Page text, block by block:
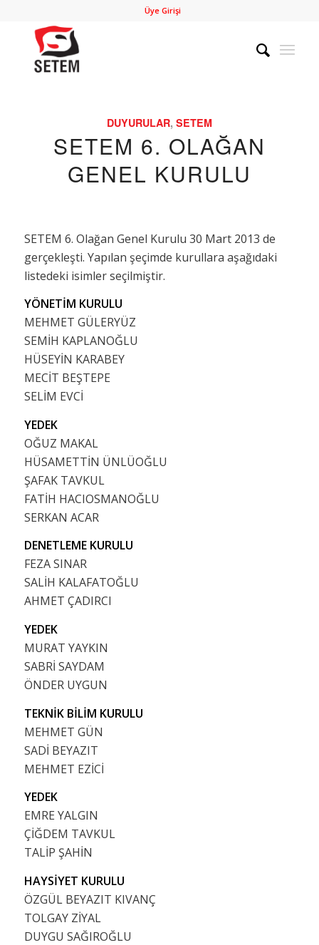
Üye Girişi
DUYURULAR, SETEM
SETEM 6. OLAĞAN
GENEL KURULU
SETEM 6. Olağan Genel Kurulu 30 Mart 2013 de
gerçekleşti. Yapılan şeçimde kurullara aşağıdaki
listedeki isimler seçilmiştir.
YÖNETİM KURULU
MEHMET GÜLERYÜZ
SEMİH KAPLANOĞLU
HÜSEYİN KARABEY
MECİT BEŞTEPE
SELİM EVCİ
YEDEK
OĞUZ MAKAL
HÜSAMETTİN ÜNLÜOĞLU
ŞAFAK TAVKUL
FATİH HACIOSMANOĞLU
SERKAN ACAR
DENETLEME KURULU
FEZA SINAR
SALİH KALAFATOĞLU
AHMET ÇADIRCI
YEDEK
MURAT YAYKIN
SABRİ SAYDAM
ÖNDER UYGUN
TEKNİK BİLİM KURULU
MEHMET GÜN
SADİ BEYAZIT
MEHMET EZİCİ
YEDEK
EMRE YALGIN
ÇİĞDEM TAVKUL
TALİP ŞAHİN
HAYSİYET KURULU
ÖZGÜL BEYAZIT KIVANÇ
TOLGAY ZİYAL
DUYGU SAĞIROĞLU